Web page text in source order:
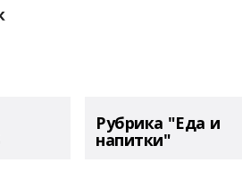
Рубрика "Еда и
напитки"